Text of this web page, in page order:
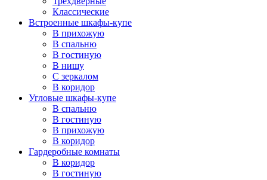
Классические
Встроенные шкафы-купе
В прихожую
В спальню
В гостиную
В нишу
С зеркалом
В коридор
Угловые шкафы-купе
В спальню
В гостиную
В прихожую
В коридор
Гардеробные комнаты
В коридор
В гостиную